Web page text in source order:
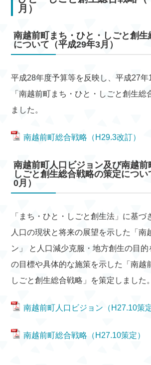
月）
南越前町まち・ひと・しごと創
について（平成29年3月）
平成28年度予算等を反映し、平成27年
「南越前町まち・ひと・しごと創生総
ました。
南越前町総合戦略（H29.3改訂）
南越前町人口ビジョン及び南越前
しごと創生総合戦略の策定につ
0月）
「まち・ひと・しごと創生法」に基づ
人口の現状と将来の展望を示した「南
ン」 と人口減少克服・地方創生の目
の目標や具体的な施策を示した「南越
しごと創生総合戦略」を策定しました。
南越前町人口ビジョン（H27.10策定
南越前町総合戦略（H27.10策定）